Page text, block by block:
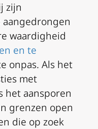
zijn
waardigheid
en te
onpas. Als het
met
het aansporen
grenzen open
die op zoek